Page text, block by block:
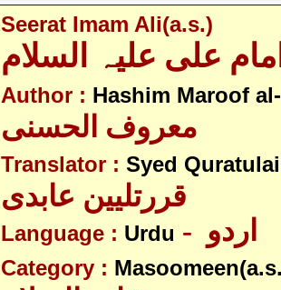
Seerat Imam Ali(a.s.)
علی علیہ السلام
Author : Hashim Maroof
معروف الحسنی
Translator : Syed
قررتلیین عابدی
Language : Urdu
Category :